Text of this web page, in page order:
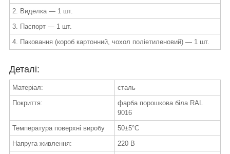
2. Виделка — 1 шт.
3. Паспорт — 1 шт.
4. Паковання (короб картонний, чохол поліетиленовий) — 1 шт.
Деталі:
Матеріал:
сталь
Покриття:
фарба порошкова біла RAL
9016
Температура поверхні виробу
50±5°C
Напруга живлення:
220 В